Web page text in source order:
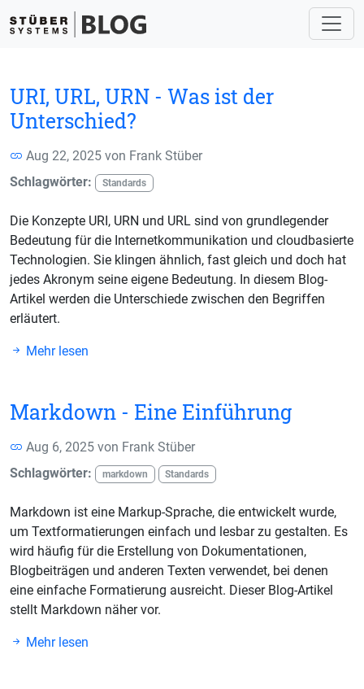
URI, URL, URN - Was ist der
Unterschied?
Aug 22, 2025 von Frank Stüber
Schlagwörter:
Standards
Die Konzepte URI, URN und URL sind von grundlegender
Bedeutung für die Internetkommunikation und cloudbasierte
Technologien. Sie klingen ähnlich, fast gleich und doch hat
jedes Akronym seine eigene Bedeutung. In diesem Blog-
Artikel werden die Unterschiede zwischen den Begriffen
erläutert.
Mehr lesen
Markdown - Eine Einführung
Aug 6, 2025 von Frank Stüber
Schlagwörter:
markdown Standards
Markdown ist eine Markup-Sprache, die entwickelt wurde,
um Textformatierungen einfach und lesbar zu gestalten. Es
wird häufig für die Erstellung von Dokumentationen,
Blogbeiträgen und anderen Texten verwendet, bei denen
eine einfache Formatierung ausreicht. Dieser Blog-Artikel
stellt Markdown näher vor.
Mehr lesen